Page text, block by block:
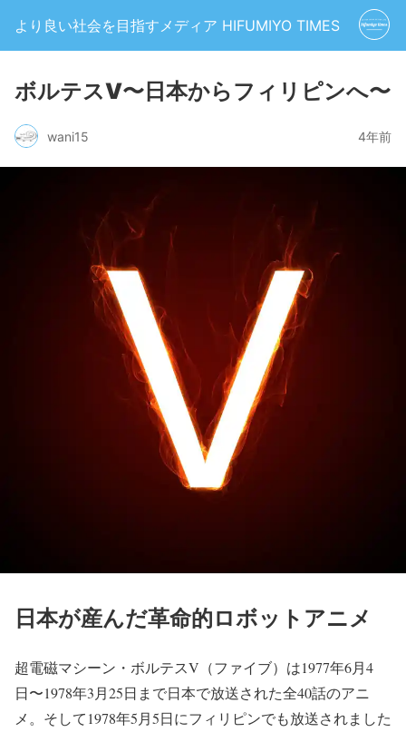
より良い社会を目指すメディア HIFUMIYO TIMES
ボルテスV〜日本からフィリピンへ〜
wani15 4年前
日本が産んだ革命的ロボットアニメ
超電磁マシーン・ボルテスV（ファイブ）は1977年6月4
日〜1978年3月25日まで日本で放送された全40話のアニ
メ。そして1978年5月5日にフィリピンでも放送されました